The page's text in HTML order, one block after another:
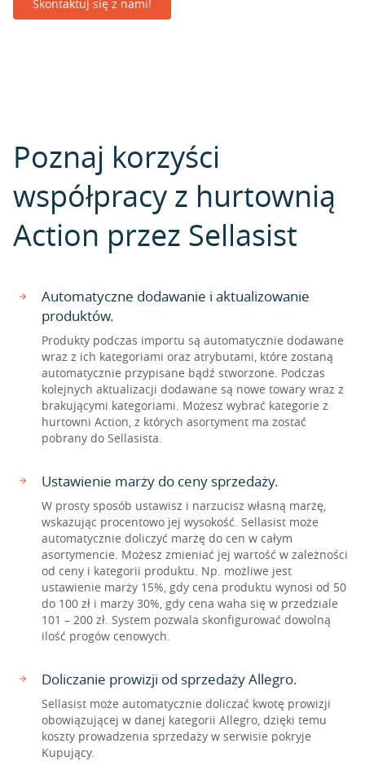
Skontaktuj się z nami!
Poznaj korzyści
współpracy z hurtownią
Action przez Sellasist
Automatyczne dodawanie i aktualizowanie
produktów.
Produkty podczas importu są automatycznie dodawane
wraz z ich kategoriami oraz atrybutami, które zostaną
automatycznie przypisane bądź stworzone. Podczas
kolejnych aktualizacji dodawane są nowe towary wraz z
brakującymi kategoriami. Możesz wybrać kategorie z
hurtowni Action, z których asortyment ma zostać
pobrany do Sellasista.
Ustawienie marży do ceny sprzedaży.
W prosty sposób ustawisz i narzucisz własną marżę,
wskazując procentowo jej wysokość. Sellasist może
automatycznie doliczyć marżę do cen w całym
asortymencie. Możesz zmieniać jej wartość w zależności
od ceny i kategorii produktu. Np. możliwe jest
ustawienie marży 15%, gdy cena produktu wynosi od 50
do 100 zł i marży 30%, gdy cena waha się w przedziale
101 – 200 zł. System pozwala skonfigurować dowolną
ilość progów cenowych.
Doliczanie prowizji od sprzedaży Allegro.
Sellasist może automatycznie doliczać kwotę prowizji
obowiązującej w danej kategorii Allegro, dzięki temu
koszty prowadzenia sprzedaży w serwisie pokryje
Kupujący.